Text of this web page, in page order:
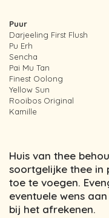
Puur
Darjeeling First Flush
Pu Erh
Sencha
Pai Mu Tan
Finest Oolong
Yellow Sun
Rooibos Original
Kamille
Huis van thee
soortgelijke thee in
toe te voegen.
eventuele wens
bij het afrekenen.